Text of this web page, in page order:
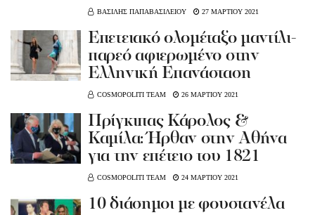
ΒΑΣΙΛΗΣ ΠΑΠΑΒΑΣΙΛΕΙΟΥ 27 ΜΑΡΤΙΟΥ 2021
Επετειακό ολομέταξο μαντίλι-
παρεό αφιερωμένο στην
Ελληνική Επανάσταση
COSMOPOLITI TEAM 26 ΜΑΡΤΙΟΥ 2021
Πρίγκιπας Κάρολος &
Καμίλα: Ήρθαν στην Αθήνα
για την επέτειο του 1821
COSMOPOLITI TEAM 24 ΜΑΡΤΙΟΥ 2021
10 διάσημοι με φουστανέλα